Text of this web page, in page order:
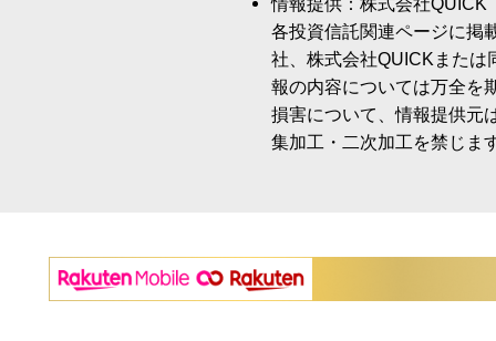
各投資信託関連ページに掲
社、株式会社QUICKまたは
報の内容については万全を
損害について、情報提供元
集加工・二次加工を禁じま